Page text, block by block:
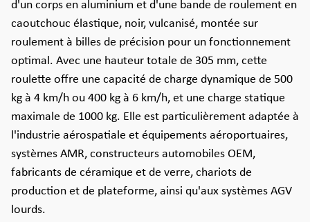
d'un corps en aluminium et d'une bande de roulement en
caoutchouc élastique, noir, vulcanisé, montée sur
roulement à billes de précision pour un fonctionnement
optimal. Avec une hauteur totale de 305 mm, cette
roulette offre une capacité de charge dynamique de 500
kg à 4 km/h ou 400 kg à 6 km/h, et une charge statique
maximale de 1000 kg. Elle est particulièrement adaptée à
l'industrie aérospatiale et équipements aéroportuaires,
systèmes AMR, constructeurs automobiles OEM,
fabricants de céramique et de verre, chariots de
production et de plateforme, ainsi qu'aux systèmes AGV
lourds.